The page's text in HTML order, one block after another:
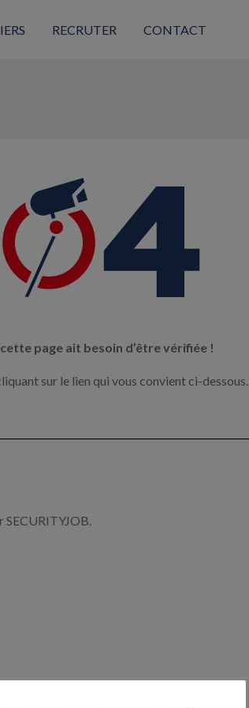
RECRUTER CONTACT
page ait besoin d’être vérifiée !
sur le lien qui vous convient ci-dessous.
SECURITYJOB.